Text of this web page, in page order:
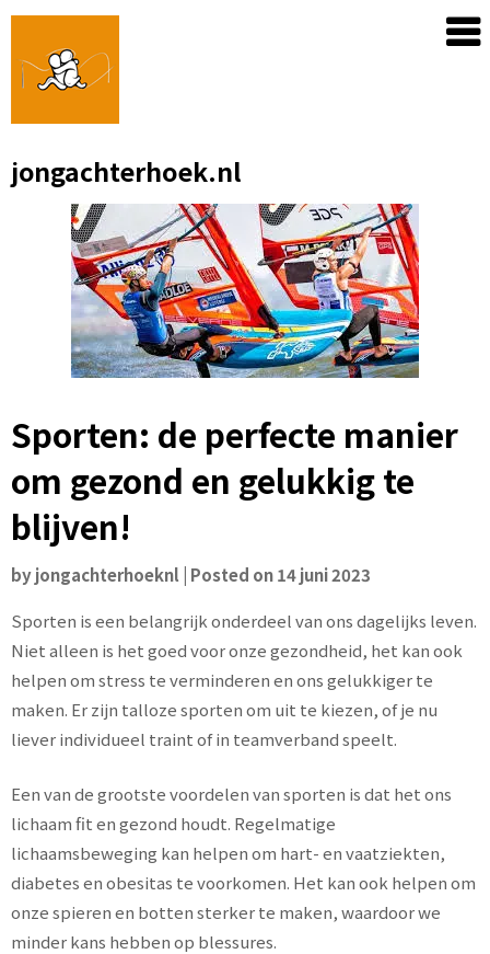
Skip
content
jongachterhoek.nl
Sporten: de perfecte manier
om gezond en gelukkig te
blijven!
byjongachterhoeknl Posted on14 juni 2023
Sporten is een belangrijk onderdeel van ons dagelijks leven.
Niet alleen is het goed voor onze gezondheid, het kan ook
helpen om stress te verminderen en ons gelukkiger te
maken. Er zijn talloze sporten om uit te kiezen, of je nu
liever individueel traint of in teamverband speelt.
Een van de grootste voordelen van sporten is dat het ons
lichaam fit en gezond houdt. Regelmatige
lichaamsbeweging kan helpen om hart- en vaatziekten,
diabetes en obesitas te voorkomen. Het kan ook helpen om
onze spieren en botten sterker te maken, waardoor we
minder kans hebben op blessures.